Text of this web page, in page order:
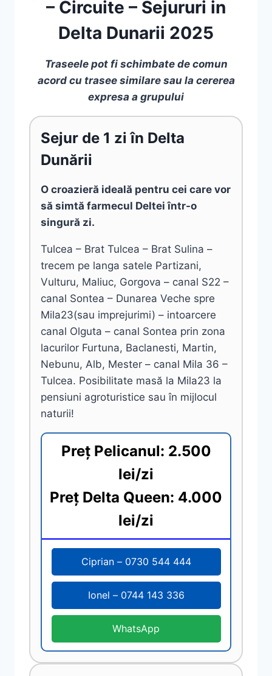
– Circuite – Sejururi in
Delta Dunarii 2025
Traseele pot fi schimbate de comun
acord cu trasee similare sau la cererea
expresa a grupului
Sejur de 1 zi în Delta
Dunării
O croazieră ideală pentru cei care vor
să simtă farmecul Deltei într-o
singură zi.
Tulcea – Brat Tulcea – Brat Sulina –
trecem pe langa satele Partizani,
Vulturu, Maliuc, Gorgova – canal S22 –
canal Sontea – Dunarea Veche spre
Mila23(sau imprejurimi) – intoarcere
canal Olguta – canal Sontea prin zona
lacurilor Furtuna, Baclanesti, Martin,
Nebunu, Alb, Mester – canal Mila 36 –
Tulcea. Posibilitate masă la Mila23 la
pensiuni agroturistice sau în mijlocul
naturii!
Preț Pelicanul: 2.500
lei/zi
Preț Delta Queen: 4.000
lei/zi
Ciprian – 0730 544 444
Ionel – 0744 143 336
WhatsApp